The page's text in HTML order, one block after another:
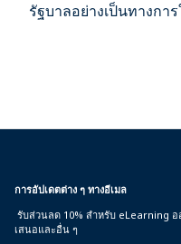
รัฐบาลอย่างเป็นทางก
การอัปเดตต่าง ๆ ทางอีเมล
รับส่วนลด 10% สำหรับ eLearning
เสนอและอื่น ๆ